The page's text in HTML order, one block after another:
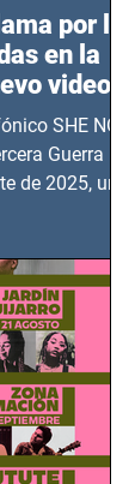
por las
en la
video
SHE NO
Guerra
de 2025, un